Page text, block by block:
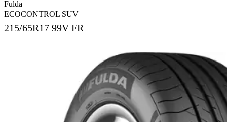
Fulda
ECOCONTROL SUV
215/65R17 99V FR